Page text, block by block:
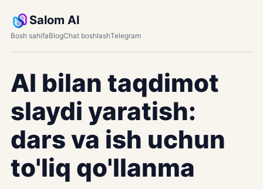
Salom AI
Bosh sahifaBlogChat boshlashTelegram
AI bilan taqdimot
slaydi yaratish:
dars va ish uchun
to'liq qo'llanma